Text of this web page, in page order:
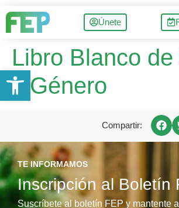
Únete
Libro Blanco
y Género
Compartir:
TE INFORMAMOS
Inscripción al Boletín
Suscríbete al boletín FEP y mantente
Abrir barra de herramientas